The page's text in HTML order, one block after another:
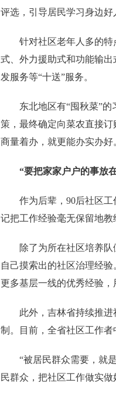
评选，引导居民学习身边好
针对社区老年人多的特点
式、外力援助式和功能输
发服务等“十送”服务。
东北地区有“囤秋菜”的习
策，最终确定向菜农直接
商量着办，就更能办实办好
“要把家家户户的事放
作为后辈，90后社区工
记把工作经验毫无保留地教
除了为所在社区培养队伍
自己摸索出的社区治理经
更多基层一线的优秀经验
此外，吉林省持续推进社
制。目前，全省社区工作者
“被居民群众需要，就是
民群众，把社区工作做实做